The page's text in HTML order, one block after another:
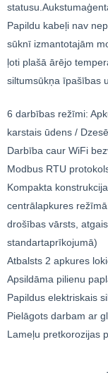
Papildu kabeļi nav
sūknī izmantotajām
ļoti plašā ārējo
siltumsūkņa īpašības
6 darbības režīmi:
karstais ūdens /
Darbība caur WiFi
Modbus RTU
Kompakta
centrālapkures
drošības vārsts,
standartaprīkojumā)
Atbalsts 2 apkures
Apsildāma pilienu
Papildus elektriskais
Pielāgots darbam ar
Lameļu pretkorozijas